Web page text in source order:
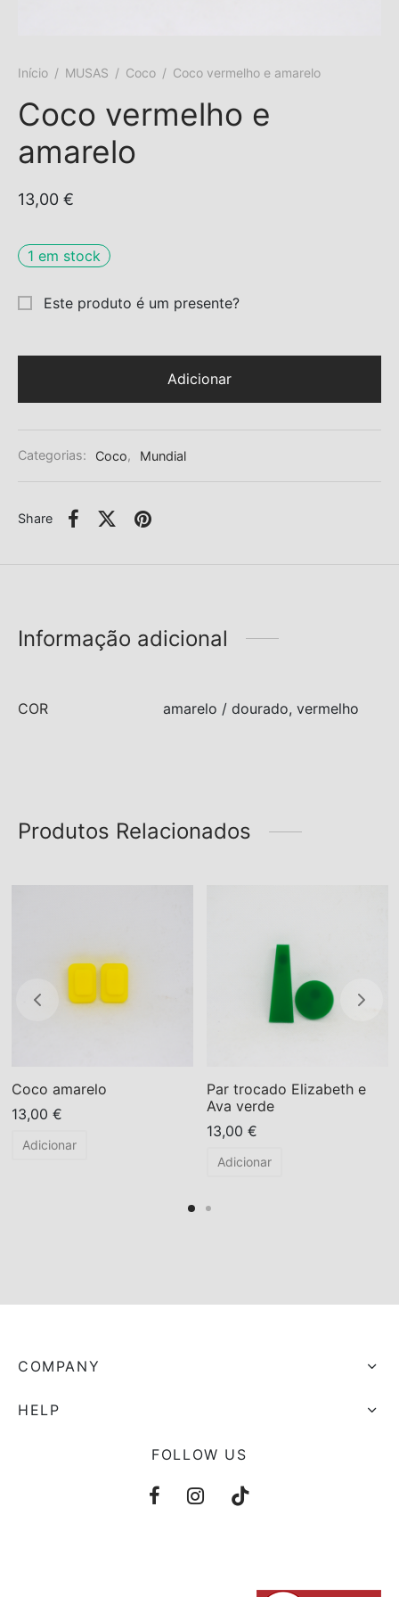
Início / MUSAS / Coco / Coco vermelho e amarelo
Coco vermelho e
amarelo
13,00 €
1 em stock
Este produto é um presente?
Adicionar
Categorias: Coco, Mundial
Share
Informação adicional
COR amarelo / dourado, vermelho
Produtos Relacionados
Coco amarelo
13,00 €
Adicionar
Par trocado Elizabeth e
Ava verde
13,00 €
Adicionar
COMPANY
HELP
FOLLOW US
Moks